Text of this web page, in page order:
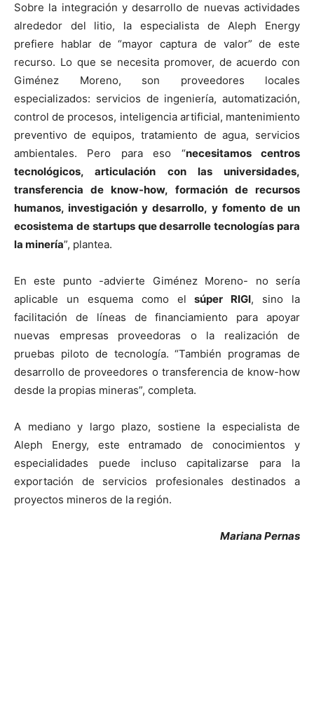
Sobre la integración y desarrollo de nuevas actividades
alrededor del litio, la especialista de Aleph Energy
prefiere hablar de “mayor captura de valor” de este
recurso. Lo que se necesita promover, de acuerdo con
Giménez Moreno, son proveedores locales
especializados: servicios de ingeniería, automatización,
control de procesos, inteligencia artificial, mantenimiento
preventivo de equipos, tratamiento de agua, servicios
ambientales. Pero para eso “necesitamos centros
tecnológicos, articulación con las universidades,
transferencia de know-how, formación de recursos
humanos, investigación y desarrollo, y fomento de un
ecosistema de startups que desarrolle tecnologías para
la minería”, plantea.
En este punto -advierte Giménez Moreno- no sería
aplicable un esquema como elsúper RIGI, sino la
facilitación de líneas de financiamiento para apoyar
nuevas empresas proveedoras o la realización de
pruebas piloto de tecnología. “También programas de
desarrollo de proveedores o transferencia de know-how
desde la propias mineras”, completa.
A mediano y largo plazo, sostiene la especialista de
Aleph Energy, este entramado de conocimientos y
especialidades puede incluso capitalizarse para la
exportación de servicios profesionales destinados a
proyectos mineros de la región.
Mariana Pernas